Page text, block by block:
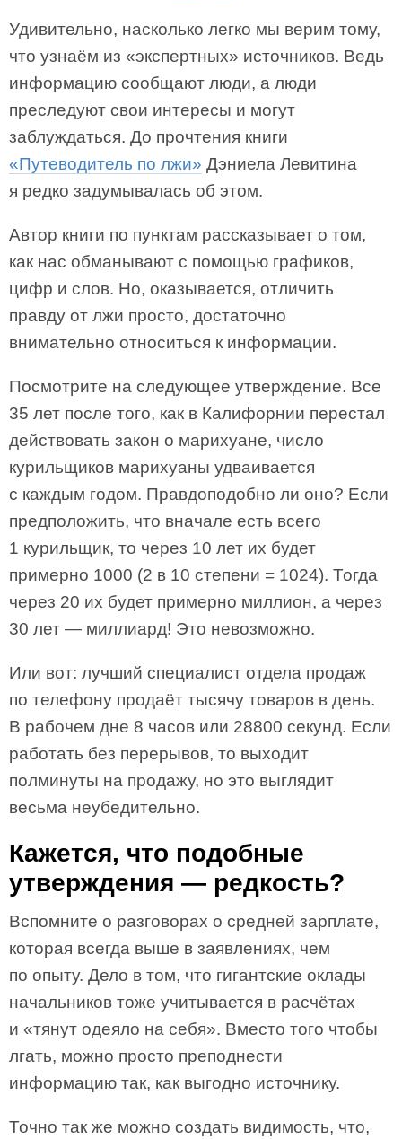
Удивительно, насколько легко мы верим тому,
что узнаём из «экспертных» источников. Ведь
информацию сообщают люди, а люди
преследуют свои интересы и могут
заблуждаться. До прочтения книги
«Путеводитель по лжи» Дэниела Левитина
я редко задумывалась об этом.
Автор книги по пунктам рассказывает о том,
как нас обманывают с помощью графиков,
цифр и слов. Но, оказывается, отличить
правду от лжи просто, достаточно
внимательно относиться к информации.
Посмотрите на следующее утверждение. Все
35 лет после того, как в Калифорнии перестал
действовать закон о марихуане, число
курильщиков марихуаны удваивается
с каждым годом. Правдоподобно ли оно? Если
предположить, что вначале есть всего
1 курильщик, то через 10 лет их будет
примерно 1000 (2 в 10 степени = 1024). Тогда
через 20 их будет примерно миллион, а через
30 лет — миллиард! Это невозможно.
Или вот: лучший специалист отдела продаж
по телефону продаёт тысячу товаров в день.
В рабочем дне 8 часов или 28800 секунд. Если
работать без перерывов, то выходит
полминуты на продажу, но это выглядит
весьма неубедительно.
Кажется, что подобные
утверждения — редкость?
Вспомните о разговорах о средней зарплате,
которая всегда выше в заявлениях, чем
по опыту. Дело в том, что гигантские оклады
начальников тоже учитывается в расчётах
и «тянут одеяло на себя». Вместо того чтобы
лгать, можно просто преподнести
информацию так, как выгодно источнику.
Точно так же можно создать видимость, что,